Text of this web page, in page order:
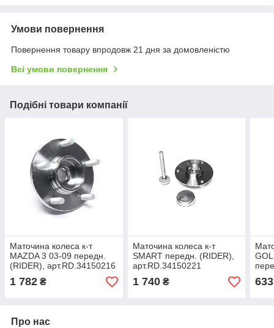
Умови повернення
Повернення товару впродовж 21 дня за домовленістю
Всі умови повернення
Подібні товари компанії
Маточина колеса к-т
MAZDA 3 03-09 передн.
(RIDER), арт.RD.34150216
1 782 ₴
Маточина колеса к-т
SMART передн. (RIDER),
арт.RD.34150221
1 740₴ 633
Про нас